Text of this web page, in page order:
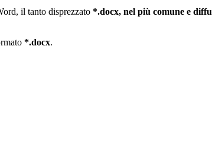
il tanto disprezzato *.docx, nel più comune e
*.docx.